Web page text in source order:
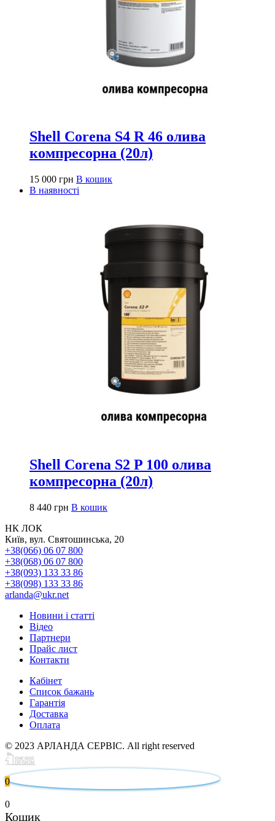
Shell Corena S4 R 46 олива
компресорна (20л)
15 000 грн В кошик
В наявності
Shell Corena S2 P 100 олива
компресорна (20л)
8 440 грн В кошик
НК ЛОК
Київ, вул. Святошинська, 20
+38(066) 06 07 800
+38(068) 06 07 800
+38(093) 133 33 86
+38(098) 133 33 86
arlanda@ukr.net
Новини і статті
Відео
Партнери
Прайс лист
Контакти
Кабінет
Список бажань
Гарантія
Доставка
Оплата
© 2023 АРЛАНДА СЕРВІС. All right reserved
0
0
Кошик